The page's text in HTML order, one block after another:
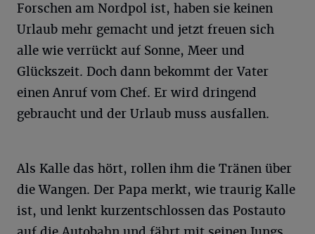
Forschen am Nordpol ist, haben sie keinen
Urlaub mehr gemacht und jetzt freuen sich
alle wie verrückt auf Sonne, Meer und
Glückszeit. Doch dann bekommt der Vater
einen Anruf vom Chef. Er wird dringend
gebraucht und der Urlaub muss ausfallen.
Als Kalle das hört, rollen ihm die Tränen über
die Wangen. Der Papa merkt, wie traurig Kalle
ist, und lenkt kurzentschlossen das Postauto